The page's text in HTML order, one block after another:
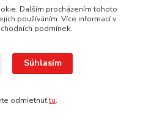
všetky práva vyhradené
Dalším procházením tohoto
používáním. Více informací v
podmínek.
Súhlasím
odmietnuťtu.